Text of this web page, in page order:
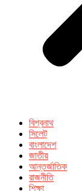
বিশ্বনাথ
সিলেট
বাংলাদেশ
জাতীয়
আন্তর্জাতিক
রাজনীতি
শিক্ষা